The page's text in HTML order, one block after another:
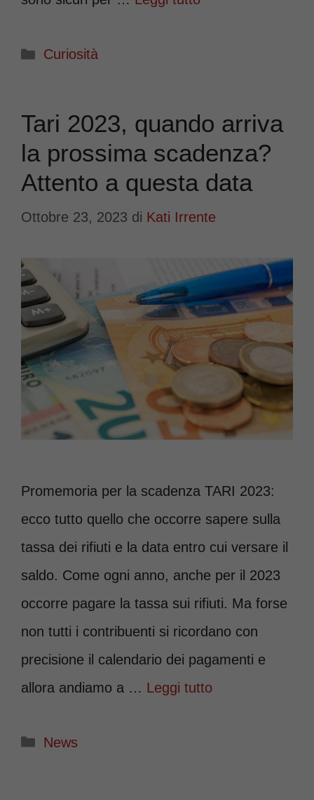
Categorie
Curiosità
Tari 2023, quando arriva
la prossima scadenza?
Attento a questa data
Ottobre 23, 2023 di Kati Irrente
Promemoria per la scadenza TARI 2023:
ecco tutto quello che occorre sapere sulla
tassa dei rifiuti e la data entro cui versare il
saldo. Come ogni anno, anche per il 2023
occorre pagare la tassa sui rifiuti. Ma forse
non tutti i contribuenti si ricordano con
precisione il calendario dei pagamenti e
allora andiamo a … Leggi tutto
Categorie
News